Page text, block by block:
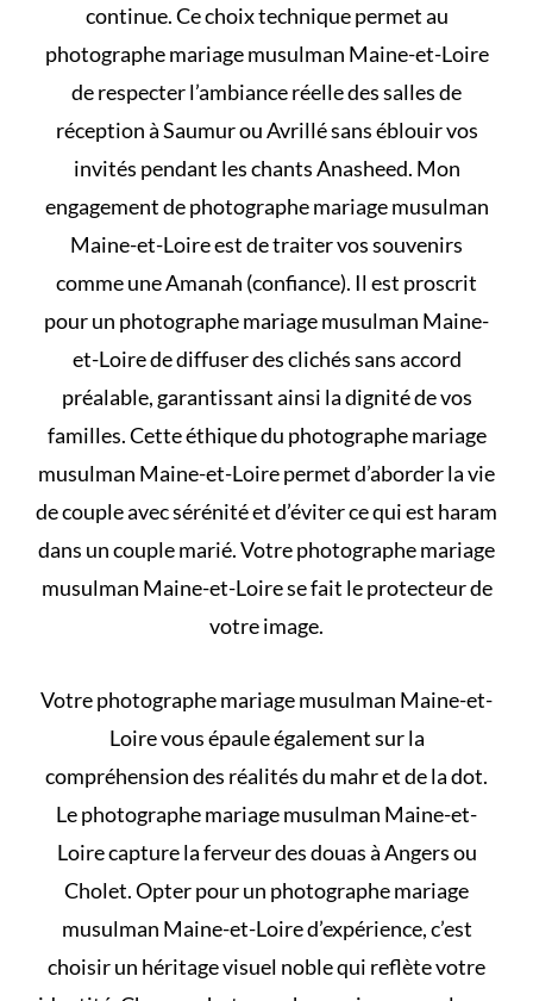
continue. Ce choix technique permet au
photographe mariage musulman Maine-et-Loire
de respecter l’ambiance réelle des salles de
réception à Saumur ou Avrillé sans éblouir vos
invités pendant les chants Anasheed. Mon
engagement de photographe mariage musulman
Maine-et-Loire est de traiter vos souvenirs
comme une Amanah (confiance). Il est proscrit
pour un photographe mariage musulman Maine-
et-Loire de diffuser des clichés sans accord
préalable, garantissant ainsi la dignité de vos
familles. Cette éthique du photographe mariage
musulman Maine-et-Loire permet d’aborder la vie
de couple avec sérénité et d’éviterce qui est haram
dans un couple marié. Votre photographe mariage
musulman Maine-et-Loire se fait le protecteur de
votre image.
Votre photographe mariage musulman Maine-et-
Loire vous épaule également sur la
compréhension des réalités du mahr et de la dot.
Le photographe mariage musulman Maine-et-
Loire capture la ferveur des douas à Angers ou
Cholet. Opter pour un photographe mariage
musulman Maine-et-Loire d’expérience, c’est
choisir un héritage visuel noble qui reflète votre